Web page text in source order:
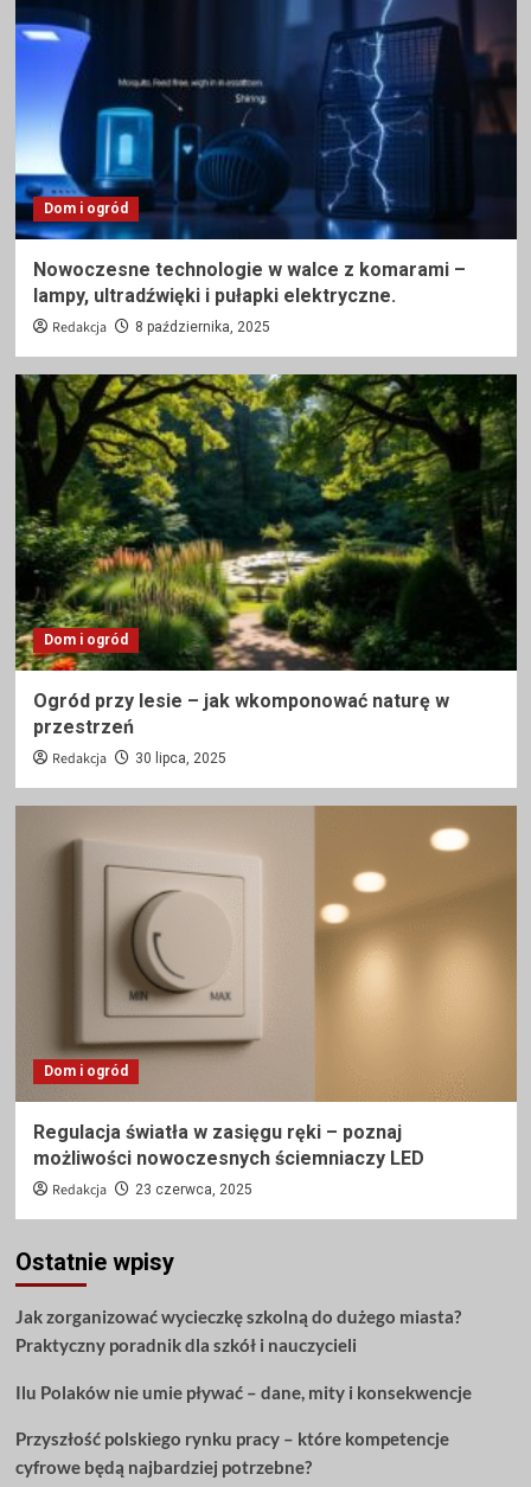
Dom i ogród
Nowoczesne technologie w walce z komarami –
lampy, ultradźwięki i pułapki elektryczne.
Redakcja 8 października, 2025
Dom i ogród
Ogród przy lesie – jak wkomponować naturę w
przestrzeń
Redakcja 30 lipca, 2025
Dom i ogród
Regulacja światła w zasięgu ręki – poznaj
możliwości nowoczesnych ściemniaczy LED
Redakcja 23 czerwca, 2025
Ostatnie wpisy
Jak zorganizować wycieczkę szkolną do dużego miasta?
Praktyczny poradnik dla szkół i nauczycieli
Ilu Polaków nie umie pływać – dane, mity i konsekwencje
Przyszłość polskiego rynku pracy – które kompetencje
cyfrowe będą najbardziej potrzebne?